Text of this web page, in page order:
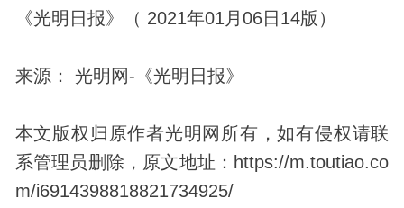
《光明日报》（ 2021年01月06日14版）
来源： 光明网-《光明日报》
本文版权归原作者光明网所有，如有侵权请联
系管理员删除，原文地址：https://m.toutiao.co
m/i6914398818821734925/